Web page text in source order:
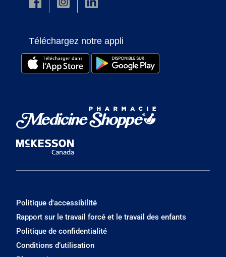
Téléchargez notre appli
Politique d'accessibilité
Rapport sur le travail forcé et le travail des enfants
Politique de confidentialité
Conditions d’utilisation